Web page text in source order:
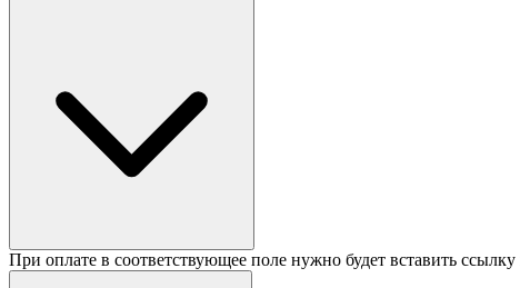
При оплате в соответствующее поле нужно будет вставить